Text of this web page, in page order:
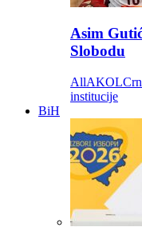
Asim
Slobodu
AllAKOL
institucije
BiH